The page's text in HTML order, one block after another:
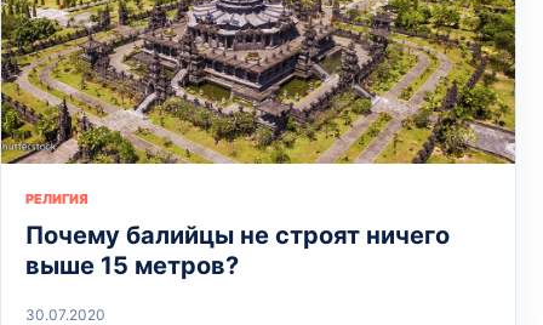
РЕЛИГИЯ
Почему балийцы не строят ничего
выше 15 метров?
30.07.2020